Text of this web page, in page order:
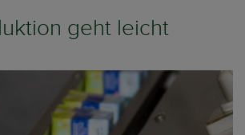
geht leicht